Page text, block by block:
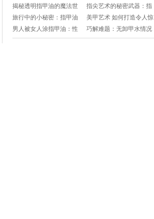
一览表
油的脚部新风尚
揭秘透明指甲油的魔法世
界：不止于美甲的艺术!
指尖艺术的秘密武器：指
甲油十大品牌探秘之旅!
旅行中的小秘密：指甲油
分开装过安检解析
美甲艺术 如何打造令人惊
艳的指甲油效果
男人被女人涂指甲油：性
别角色的微妙转变与新时
巧解难题：无卸甲水情况
下如何去除衣物上的指甲